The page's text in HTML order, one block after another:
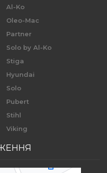
Al-Ko
Oleo-Mac
Partner
Solo by Al-Ko
Stiga
Hyundai
Solo
Pubert
Stihl
Viking